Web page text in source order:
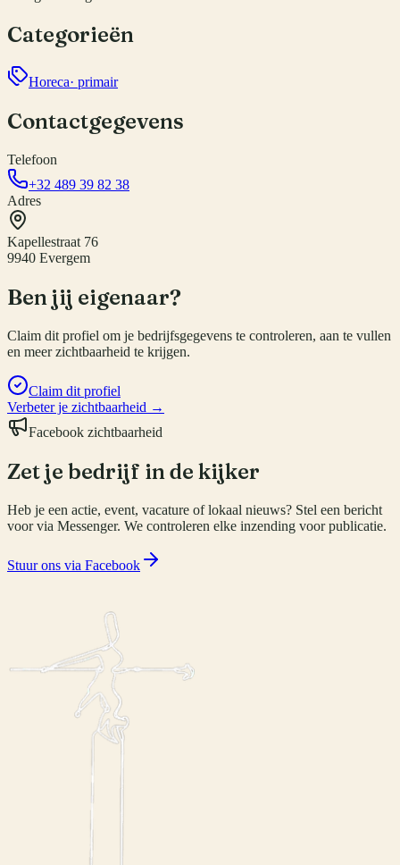
Categorieën
Horeca· primair
Contactgegevens
Telefoon
+32 489 39 82 38
Adres
Kapellestraat 76
9940 Evergem
Ben jij eigenaar?
Claim dit profiel om je bedrijfsgegevens te controleren, aan te vullen
en meer zichtbaarheid te krijgen.
Claim dit profiel
Verbeter je zichtbaarheid →
Facebook zichtbaarheid
Zet je bedrijf in de kijker
Heb je een actie, event, vacature of lokaal nieuws? Stel een bericht
voor via Messenger. We controleren elke inzending voor publicatie.
Stuur ons via Facebook